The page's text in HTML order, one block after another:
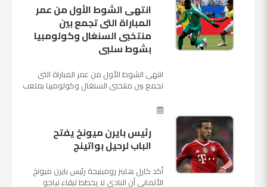
انتهى الشوط الأول من عمر
المباراة التى تجمع بين
منتخبى السنغال وكولومبيا
بشوط سلبى
انتهى الشوط الأول من عمر المباراة التى
تجمع بين منتخبى السنغال وكولومبيا بملعب
الثالثة والأ...
رئيس بايرن ميونخ يفتح
الباب لرحيل بواتينج
أكد كارل هاينز رومينيجة رئيس بايرن ميونخ
الألمانى أن النادى لا يخطط لبقاء تياجو